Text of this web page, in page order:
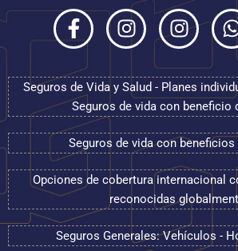
F
a
c
e
b
o
o
k
-
f
I
n
s
t
a
g
r
a
m
I
n
s
t
a
g
r
a
m
t
Seguros de Vida y Salud - Planes
Seguros de vida con beneficio
Seguros de vida con beneficios
Opciones de cobertura internacional
reconocidas
Seguros Generales: Vehículos -